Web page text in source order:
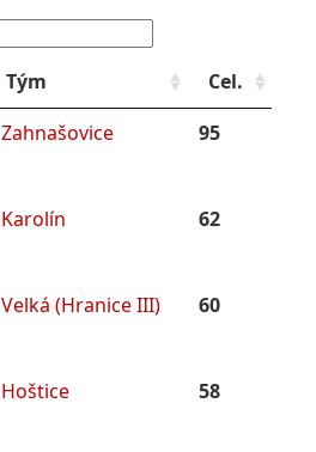
Tým
Cel.
Zahnašovice 95
Karolín 62
Velká (Hranice III) 60
Hoštice 58